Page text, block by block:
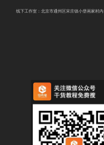
线下工作室：北京市通州区宋庄镇小堡画家村内